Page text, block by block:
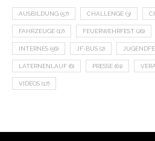
AUSBILDUNG (57) CHALLENGE (3)
FAHRZEUGE (17) FEUERWEHRFEST (26)
INTERNES (56) JF-BUS (2)
LATERNENLAUF (6) PRESSE (61)
VIDEOS (17)